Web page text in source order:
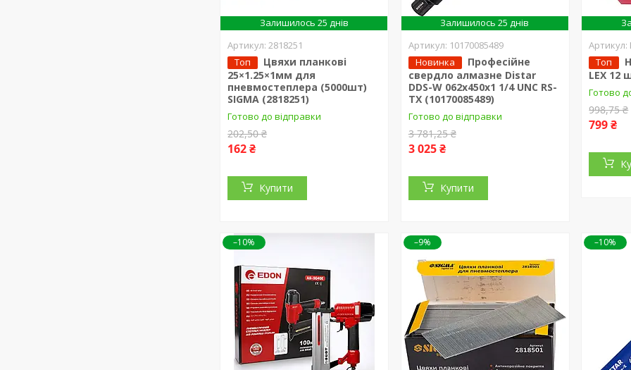
Залишилось 25 днів
2818251
Топ
Цвяхи планкові
25×1.25×1мм для
пневмостеплера (5000шт)
SIGMA (2818251)
Готово до відправки
202,50 ₴
162 ₴
Купити
Залишилось 25 днів
10170085489
Новинка
Професійне
свердло алмазне Distar
DDS-W 062x450x1 1/4 UNC RS-
TX (10170085489)
Готово до відправки
3 781,25 ₴
3 025 ₴
Купити
Топ
LEX 12
Готово
998,75 ₴
799 ₴
–10% –9% –10%